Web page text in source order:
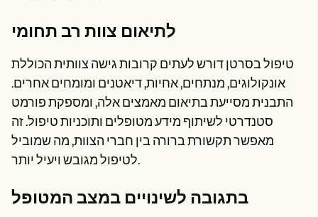
לתיאום צוות רב תחומי
טיפול בסרטן דורש לעתים קרובות גישה צוותית הכוללת
אונקולוגים, מנתחים, אחיות, דיאטנים ומומחים אחרים.
התבנית מסייעת בתיאום מאמצים אלה, ומספקת פורמט
סטנדרטי לשיתוף מידע מטופלים ותוכניות טיפול. זה
מאפשר תקשורת ברורה בין חברי הצוות, מה שמוביל
לטיפול מגובש ויעיל יותר.
בתגובה לשינויים במצב המטופל